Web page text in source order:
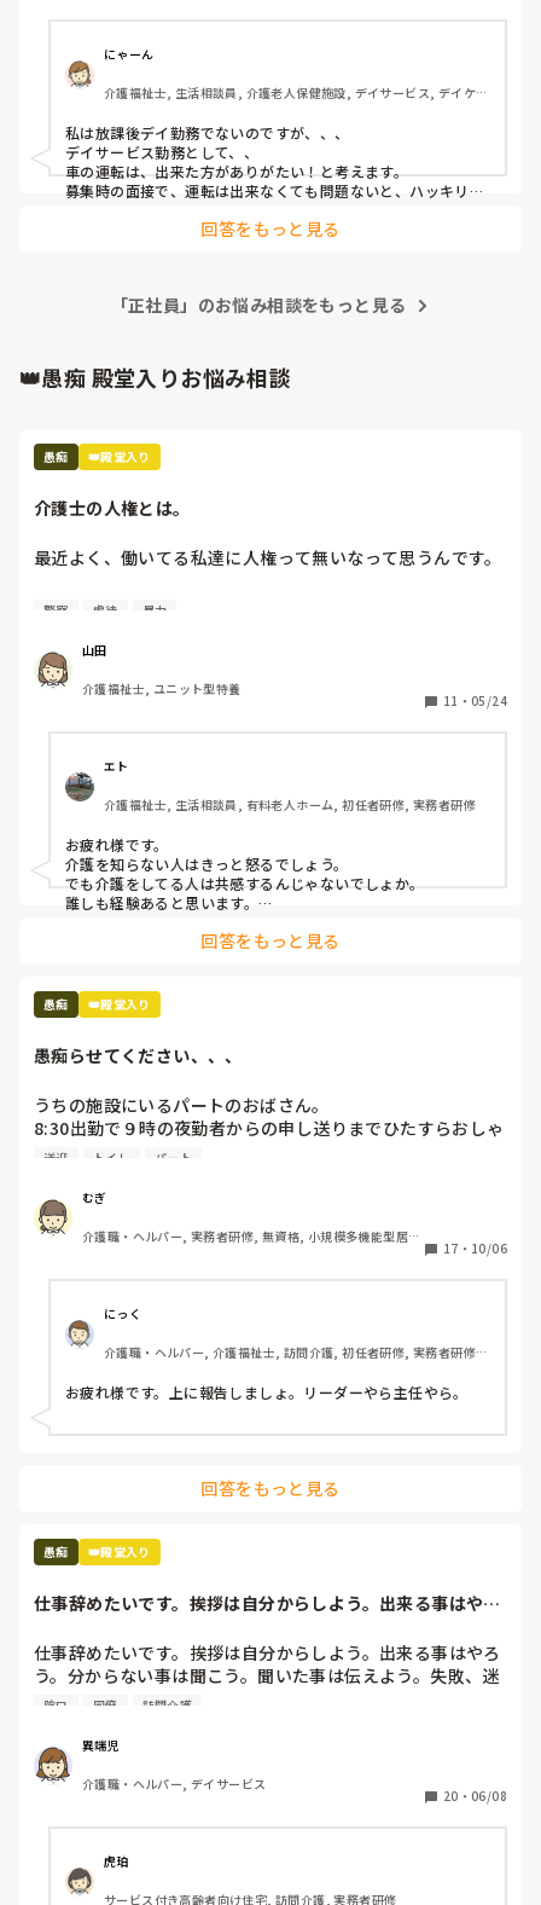
にゃーん
介護福祉士, 生活相談員, 介護老人保健施設, デイサービス, デイケ
私は放課後デイ勤務でないのですが、、、
デイサービス勤務として、、
車の運転は、出来た方がありがたい！と考えます。
募集時の面接で、運転は出来なくても問題ないと、ハッキリ言
えられますが、どちらにしても運転が出来た方がありがたいと
資格は無くても問題ないです。
回答をもっと見る
「正社員」のお悩み相談をもっと見る
👑愚痴 殿堂入りお悩み相談
愚痴 👑殿堂入り
介護士の人権とは。
最近よく、働いてる私達に人権って無いなって思うんです。
介助中、どんなに叩かれても、つねられても、蹴られても
て貰えない
介助前に「〇〇しますね。〇〇していいですか。」と声をか
けている
待しているかのように騒ぐ
被害妄想をされ、上の者を呼べ、警察を呼べ、先生を呼べ、
と。
私達は、
押さえつけたり叩いたりつねったりしたら身体的虐待だと言
われ
キチガイだのバカだのアホだの言ったら精神的虐待だと言わ
介助しなかったから介護放棄だと言われ
利用者は、
そういう病気だから、そういう性格だからと
こっちの方がよっぽど虐待受けてるよ。
こんなこと言ったらまた怒られますか？
警察 虐待 暴力
山田
介護福祉士, ユニット型特養
11 ・ 05/24
エト
介護福祉士, 生活相談員, 有料老人ホーム, 初任者研修, 実務者研修
お疲れ様です。
介護を知らない人はきっと怒るでしょう。
でも介護をしてる人は共感するんじゃないでしょか。
誰しも経験あると思います。
前と思われると思いますね。
無理だと思えば逃げることも勇気だと思うので身体大切にして
回答をもっと見る
愚痴 👑殿堂入り
愚痴らせてください、、、
うちの施設にいるパートのおばさん。
8:30出勤で９時の夜勤者からの申し送りまでひたすらおしゃ
べり。
ってよね！！」と夜勤者に言っている。（私も言われる。）
あなたが喋っている３０分でやれるのでは？？？
送迎表も自分が作らないと気が済まないのか、他の人が作る
えている。
そして日中もひたすらおしゃべり。トイレ誘導もせず。
この人がいるのに仕事が大変なら、いなくて大変の方がまし
なんですけどー！！！！
送迎 トイレ パート
むぎ
介護職・ヘルパー, 実務者研修, 無資格, 小規模多機能型居宅
17 ・ 10/06
にっく
介護職・ヘルパー, 介護福祉士, 訪問介護, 初任者研修, 実務者研修,
お疲れ様です。上に報告しましょ。リーダーやら主任やら。
回答をもっと見る
愚痴 👑殿堂入り
仕事辞めたいです。挨拶は自分からしよう。出来る事はやろ
仕事辞めたいです。挨拶は自分からしよう。出来る事はやろ
う。分からない事は聞こう。聞いた事は伝えよう。失敗、迷
惑かけたら謝ろう。助けてもらったら感謝しよう。常にそれ
拶しても無視。出来る事をすれば粗探し。分からない事を聞
けばそんな事も分からないの？聞いた事を伝えたら反感をか
う。毎日毎日謝って毎日毎日感謝の言葉を伝えている。明ら
る同僚。私が失敗したら一気に空気が悪くなり口も聞いても
らえない。自分が可愛げがないのも分かっています。しかし
仕事なのでそれはそれ。可愛げがあろうとなかろうと利用者
陰口 同僚 訪問介護
異端児
介護職・ヘルパー, デイサービス
20 ・ 06/08
虎珀
サービス付き高齢者向け住宅, 訪問介護, 実務者研修